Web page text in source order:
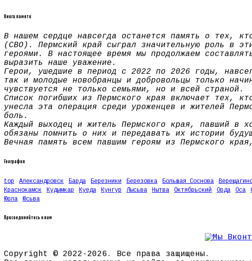
Книга памяти
В нашем сердце навсегда останется память о тех,
(СВО). Пермский край сыграл значительную роль в
героями. В настоящее время мы продолжаем
выразить наше уважение.
Герои, ушедшие в период с 2022 по 2026 годы,
так и молодые новобранцы и добровольцы только
чувствуется не только семьями, но и всей страной.
Список погибших из Пермского края включает тех,
унесла эта операция среди уроженцев и жителей
боль.
Каждый выходец и житель Пермского края, павший в
обязаны помнить о них и передавать их истории
Вечная память всем павшим героям из Пермского
География
top Александровск Барда Березники Березовка Большая Соснова
Краснокамск
Кудымкар Куеда Кунгур Лысьва Нытва Октябрьский Орда Оса
Юрла
Юсьва
Присоединяйтесь к нам
Copyright © 2022-2026. Все права защищены.